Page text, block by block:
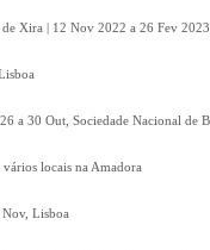
Xira | 12 Nov 2022 a 26 Fev
a 30 Out, Sociedade Nacional de
locais na Amadora
Lisboa